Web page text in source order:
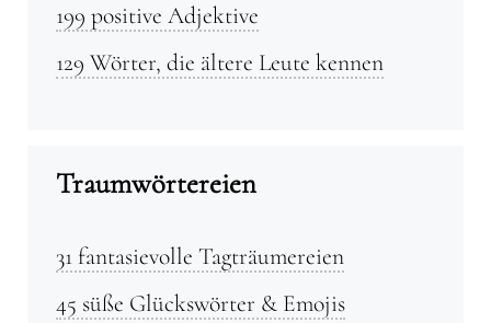
199 positive Adjektive
129 Wörter, die ältere Leute kennen
Traumwörtereien
31 fantasievolle Tagträumereien
45 süße Glückswörter & Emojis